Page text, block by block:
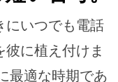
にいつでも電話
に植え付けま
最適な時期であ